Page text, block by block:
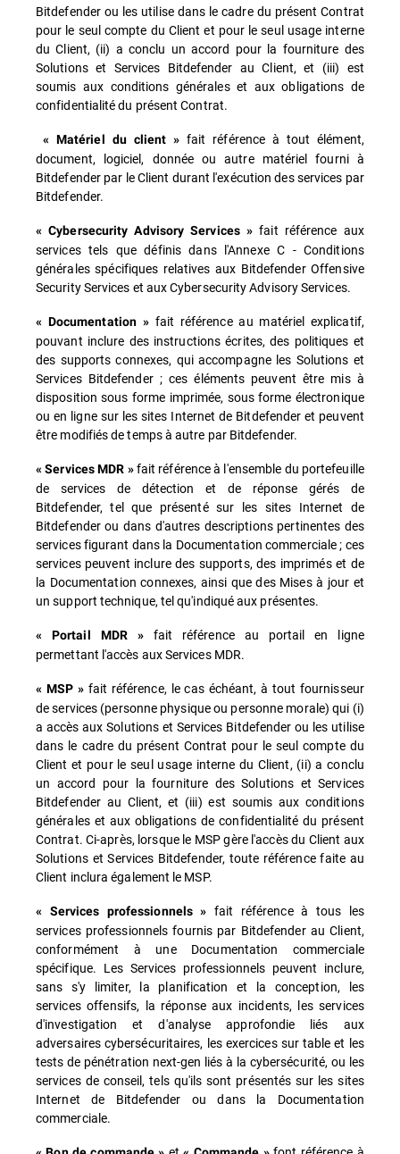
Bitdefender ou les utilise dans le cadre du présent Contrat
pour le seul compte du Client et pour le seul usage interne
du Client, (ii) a conclu un accord pour la fourniture des
Solutions et Services Bitdefender au Client, et (iii) est
soumis aux conditions générales et aux obligations de
confidentialité du présent Contrat.
« Matériel du client » fait référence à tout élément,
document, logiciel, donnée ou autre matériel fourni à
Bitdefender par le Client durant l'exécution des services par
Bitdefender.
« Cybersecurity Advisory Services » fait référence aux
services tels que définis dans l'Annexe C - Conditions
générales spécifiques relatives aux Bitdefender Offensive
Security Services et aux Cybersecurity Advisory Services.
« Documentation »fait référence au matériel explicatif,
pouvant inclure des instructions écrites, des politiques et
des supports connexes, qui accompagne les Solutions et
Services Bitdefender ; ces éléments peuvent être mis à
disposition sous forme imprimée, sous forme électronique
ou en ligne sur les sites Internet de Bitdefender et peuvent
être modifiés de temps à autre par Bitdefender.
« Services MDR »fait référence à l'ensemble du portefeuille
de services de détection et de réponse gérés de
Bitdefender, tel que présenté sur les sites Internet de
Bitdefender ou dans d'autres descriptions pertinentes des
services figurant dans la Documentation commerciale ; ces
services peuvent inclure des supports, des imprimés et de
la Documentation connexes, ainsi que des Mises à jour et
un support technique, tel qu'indiqué aux présentes.
« Portail MDR »fait référence au portail en ligne
permettant l'accès aux Services MDR.
« MSP » fait référence, le cas échéant, à tout fournisseur
de services (personne physique ou personne morale) qui (i)
a accès aux Solutions et Services Bitdefender ou les utilise
dans le cadre du présent Contrat pour le seul compte du
Client et pour le seul usage interne du Client, (ii) a conclu
un accord pour la fourniture des Solutions et Services
Bitdefender au Client, et (iii) est soumis aux conditions
générales et aux obligations de confidentialité du présent
Contrat. Ci-après, lorsque le MSP gère l'accès du Client aux
Solutions et Services Bitdefender, toute référence faite au
Client inclura également le MSP.
« Services professionnels » fait référence à tous les
services professionnels fournis par Bitdefender au Client,
conformément à une Documentation commerciale
spécifique. Les Services professionnels peuvent inclure,
sans s'y limiter, la planification et la conception, les
services offensifs, la réponse aux incidents, les services
d'investigation et d'analyse approfondie liés aux
adversaires cybersécuritaires, les exercices sur table et les
tests de pénétration next-gen liés à la cybersécurité, ou les
services de conseil, tels qu'ils sont présentés sur les sites
Internet de Bitdefender ou dans la Documentation
commerciale.